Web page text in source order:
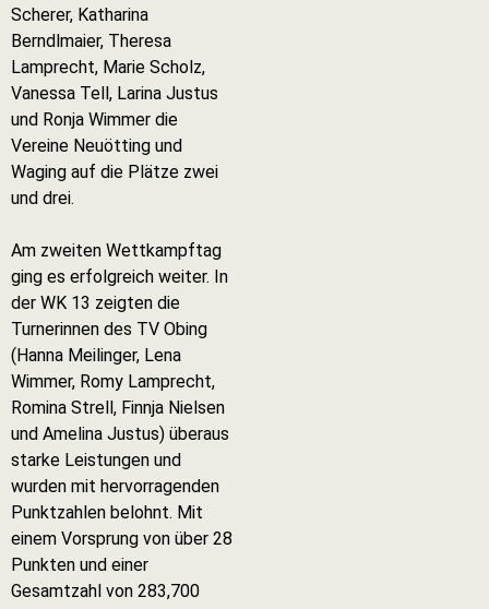
Scherer, Katharina
Berndlmaier, Theresa
Lamprecht, Marie Scholz,
Vanessa Tell, Larina Justus
und Ronja Wimmer die
Vereine Neuötting und
Waging auf die Plätze zwei
und drei.
Am zweiten Wettkampftag
ging es erfolgreich weiter. In
der WK 13 zeigten die
Turnerinnen des TV Obing
(Hanna Meilinger, Lena
Wimmer, Romy Lamprecht,
Romina Strell, Finnja Nielsen
und Amelina Justus) überaus
starke Leistungen und
wurden mit hervorragenden
Punktzahlen belohnt. Mit
einem Vorsprung von über 28
Punkten und einer
Gesamtzahl von 283,700